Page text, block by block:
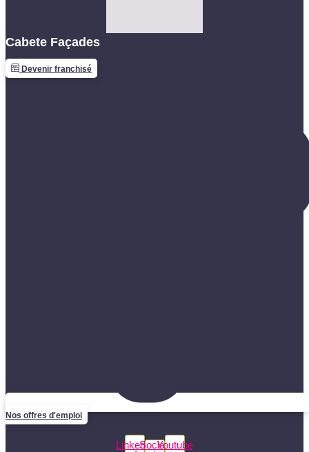
Cabete Façades
Devenir franchisé
Nos offres d'emploi
LinkedinSocial-Youtube